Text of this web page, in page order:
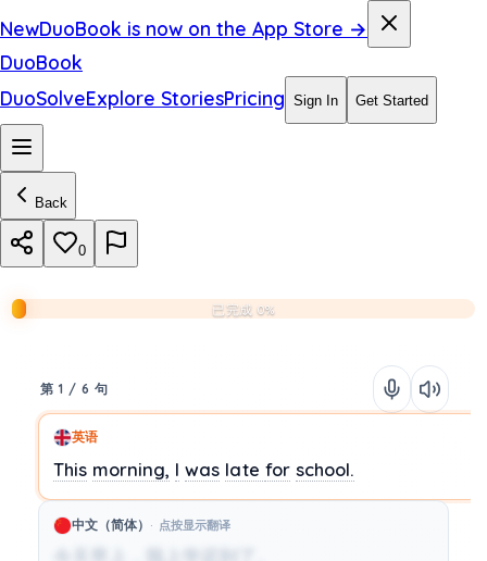
NewDuoBook is now on the App Store →
DuoBook
DuoSolveExplore StoriesPricing Sign In Get Started
Back
0
已完成 0%
第 1 / 6 句
英语
This morning, I was late for school.
中文（简体） 点按显示翻译